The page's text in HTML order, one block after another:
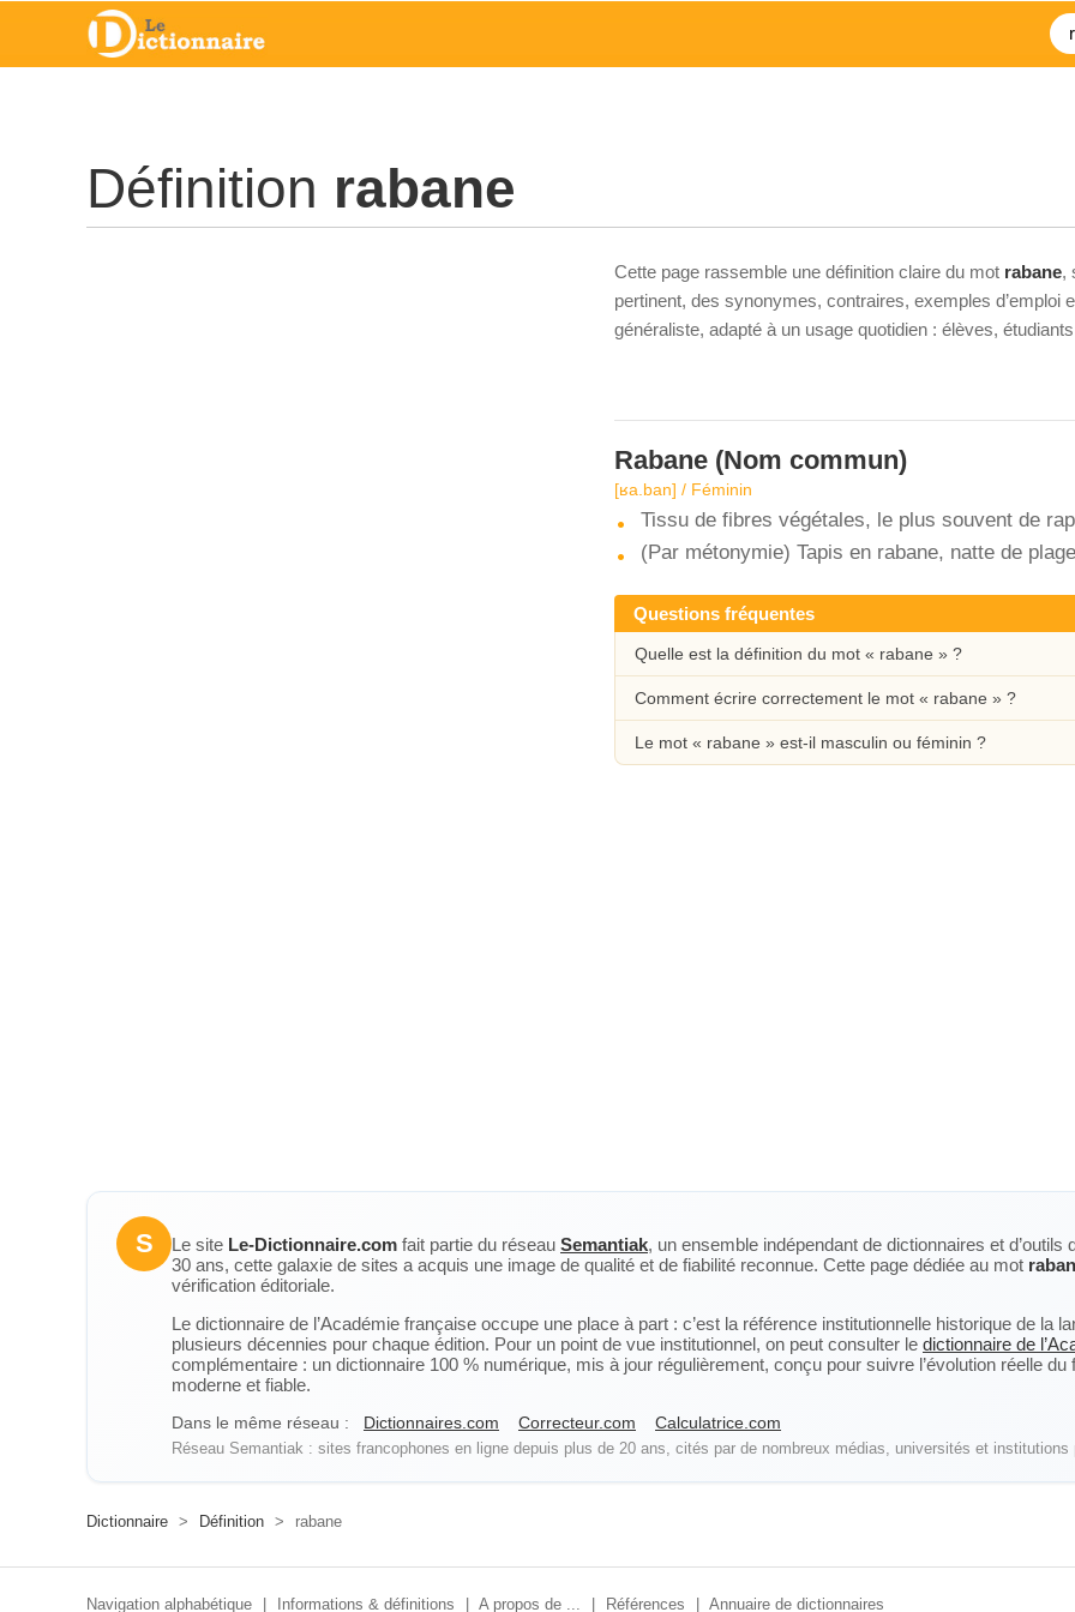
Définition rabane
Cette page rassemble une définition claire du mot rabane,
pertinent, des synonymes, contraires, exemples
généraliste, adapté à un usage quotidien : élèves,
Rabane (Nom commun)
[ʁa.ban] / Féminin
Tissu de fibres végétales, le plus souvent de
(Par métonymie) Tapis en rabane, natte de
Questions fréquentes
Quelle est la définition du mot « rabane » ?
Comment écrire correctement le mot « rabane » ?
Le mot « rabane » est-il masculin ou féminin ?
S Le site Le-Dictionnaire.com fait partie du réseau Semantiak, un ensemble indépendant de dictionnaires et
30 ans, cette galaxie de sites a acquis une image de qualité et de fiabilité reconnue. Cette page dédiée au mot
vérification éditoriale.
Le dictionnaire de l’Académie française occupe une place à part : c’est la référence institutionnelle historique de la
plusieurs décennies pour chaque édition. Pour un point de vue institutionnel, on peut consulter le dictionnaire de
complémentaire : un dictionnaire 100 % numérique, mis à jour régulièrement, conçu pour suivre l’évolution réelle
moderne et fiable.
Dans le même réseau : Dictionnaires.com Correcteur.com Calculatrice.com
Réseau Semantiak : sites francophones en ligne depuis plus de 20 ans, cités par de nombreux médias, universités et institutions
Dictionnaire > Définition > rabane
Navigation alphabétique Informations & définitions A propos de ... Références Annuaire de dictionnaires